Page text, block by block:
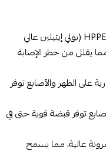
مصنوعة من ألياف HPPE (بولي إيثيلين عالي
يقلل من خطر الإصابة
على الظهر والأصابع توفر
توفر قبضة قوية حتى في
عالية، مما يسمح